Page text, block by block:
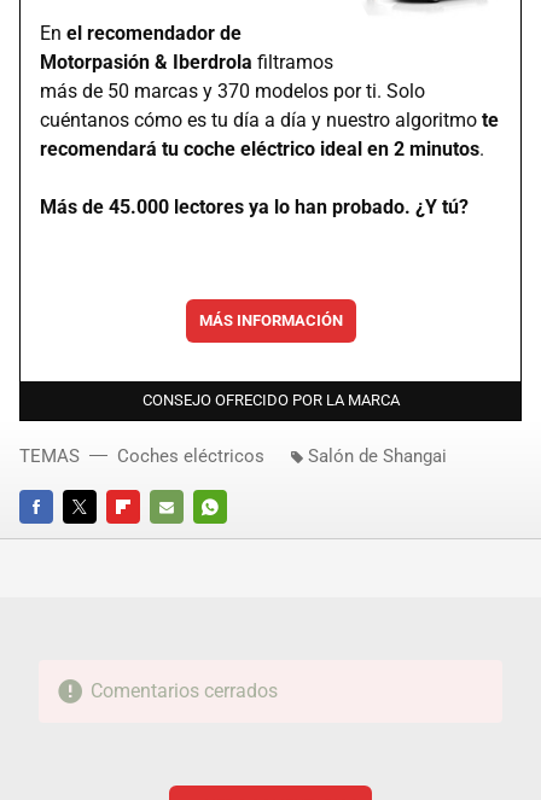
En el recomendador de
Motorpasión & Iberdrola filtramos
más de 50 marcas y 370 modelos por ti. Solo
cuéntanos cómo es tu día a día y nuestro algoritmo te
recomendará tu coche eléctrico ideal en 2 minutos.
Más de 45.000 lectores ya lo han probado. ¿Y tú?
MÁS INFORMACIÓN
CONSEJO OFRECIDO POR LA MARCA
FACEBOOKTWITTERFLIPBOARD
E-
WHATSAPP
TEMAS Coches eléctricos Salón de Shangai
Comentarios cerrados